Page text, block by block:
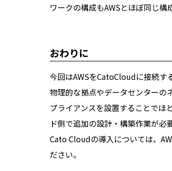
ワークの構成もAWSとほぼ同じ構
おわりに
今回はAWSをCatoCloudに接続す
物理的な拠点やデータセンター
プライアンスを設置することでほ
ド側で追加の設計・構築作業が必
Cato Cloudの導入については、
ださい。